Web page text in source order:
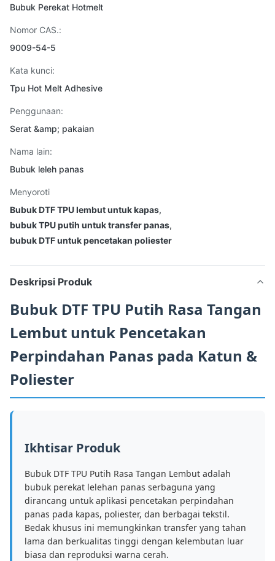
Bubuk Perekat Hotmelt
Nomor CAS.:
9009-54-5
Kata kunci:
Tpu Hot Melt Adhesive
Penggunaan:
Serat &amp; pakaian
Nama lain:
Bubuk leleh panas
Menyoroti
Bubuk DTF TPU lembut untuk kapas,
bubuk TPU putih untuk transfer panas,
bubuk DTF untuk pencetakan poliester
Deskripsi Produk
Bubuk DTF TPU Putih Rasa Tangan
Lembut untuk Pencetakan
Perpindahan Panas pada Katun &
Poliester
Ikhtisar Produk
Bubuk DTF TPU Putih Rasa Tangan Lembut adalah
bubuk perekat lelehan panas serbaguna yang
dirancang untuk aplikasi pencetakan perpindahan
panas pada kapas, poliester, dan berbagai tekstil.
Bedak khusus ini memungkinkan transfer yang tahan
lama dan berkualitas tinggi dengan kelembutan luar
biasa dan reproduksi warna cerah.